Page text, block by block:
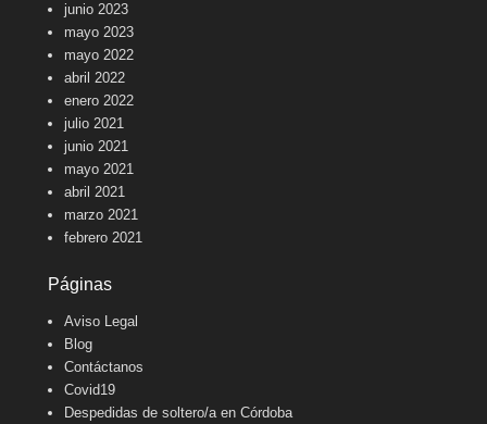
junio 2023
mayo 2023
mayo 2022
abril 2022
enero 2022
julio 2021
junio 2021
mayo 2021
abril 2021
marzo 2021
febrero 2021
Páginas
Aviso Legal
Blog
Contáctanos
Covid19
Despedidas de soltero/a en Córdoba